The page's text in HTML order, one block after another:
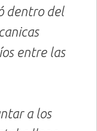
dentro del
entre las
a los